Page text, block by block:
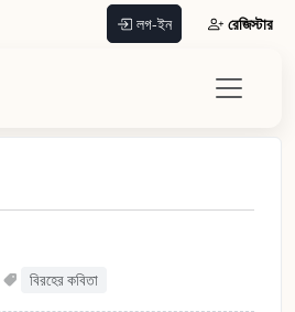
লগ-ইন রেজিস্টার
বিরহের কবিতা